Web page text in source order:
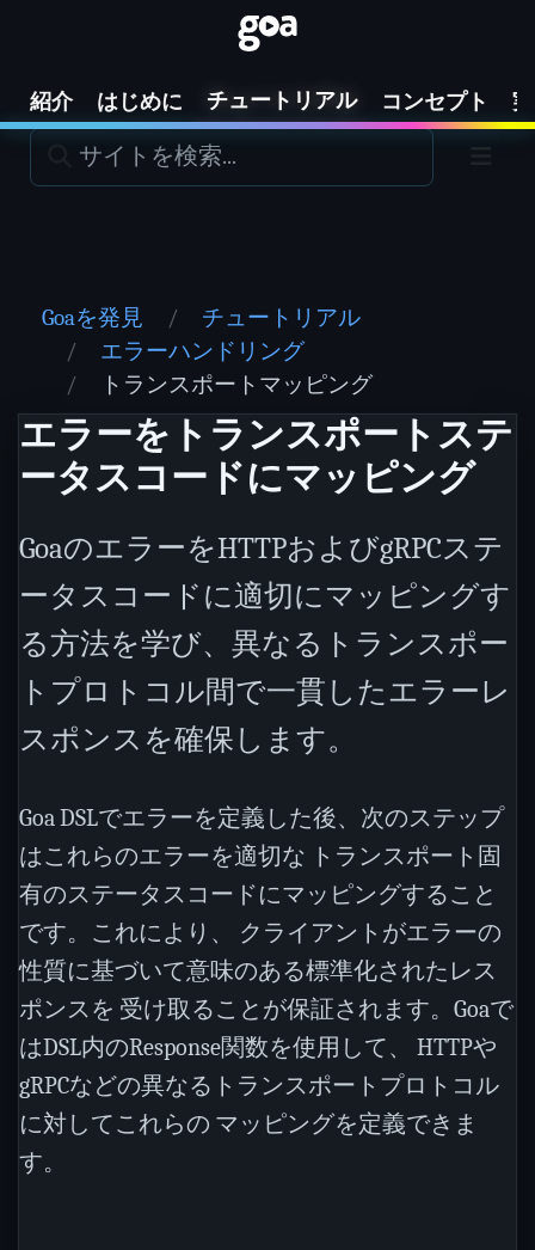
紹介 はじめに チュートリアル コンセプト
Goaを発見
チュートリアル
エラーハンドリング
トランスポートマッピング
エラーをトランスポートステ
ータスコードにマッピング
GoaのエラーをHTTPおよびgRPCステ
ータスコードに適切にマッピングす
る方法を学び、異なるトランスポー
トプロトコル間で一貫したエラーレ
スポンスを確保します。
Goa DSLでエラーを定義した後、次のステップ
はこれらのエラーを適切な トランスポート固
有のステータスコードにマッピングすること
です。これにより、 クライアントがエラーの
性質に基づいて意味のある標準化されたレス
ポンスを 受け取ることが保証されます。Goaで
はDSL内のResponse関数を使用して、 HTTPや
gRPCなどの異なるトランスポートプロトコル
に対してこれらの マッピングを定義できま
す。